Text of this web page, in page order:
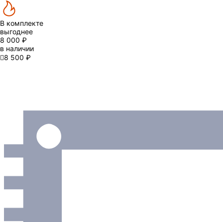
В комплекте
выгоднее
8 000 ₽
в наличии
8 500 ₽